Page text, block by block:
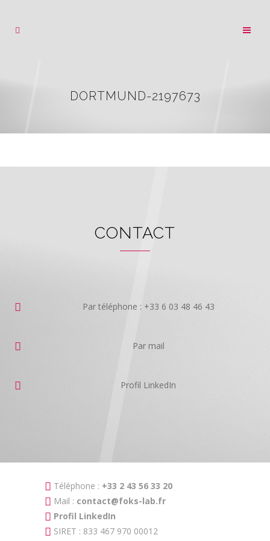
DORTMUND-2197673
CONTACT
Par téléphone : +33 6 03 48 46 43
Par mail
Profil LinkedIn
Téléphone : +33 2 43 56 33 20
Mail : contact@foks-lab.fr
Profil LinkedIn
SIRET : 833 467 970 00012